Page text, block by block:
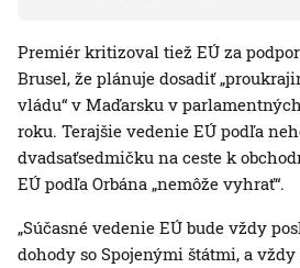
Premiér kritizoval tiež EÚ za
Brusel, že plánuje dosadiť
vládu“ v Maďarsku v
roku. Terajšie vedenie EÚ podľa
dvadsaťsedmičku na ceste k
EÚ podľa Orbána „nemôže vyhrať“.
„Súčasné vedenie EÚ bude vždy
dohody so Spojenými štátmi, a